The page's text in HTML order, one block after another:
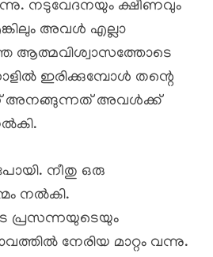
നടുവേദനയും ക്ഷീണവും
അവൾ എല്ലാ
ആത്മവിശ്വാസത്തോടെ
ഇരിക്കുമ്പോൾ തന്റെ
അനങ്ങുന്നത് അവൾക്ക്
നീതു ഒരു
നൽകി.
പ്രസന്നയുടെയും
നേരിയ മാറ്റം വന്നു.